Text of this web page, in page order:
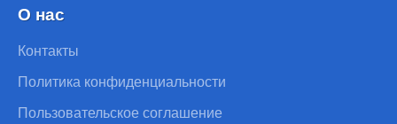
О нас
Контакты
Политика конфиденциальности
Пользовательское соглашение